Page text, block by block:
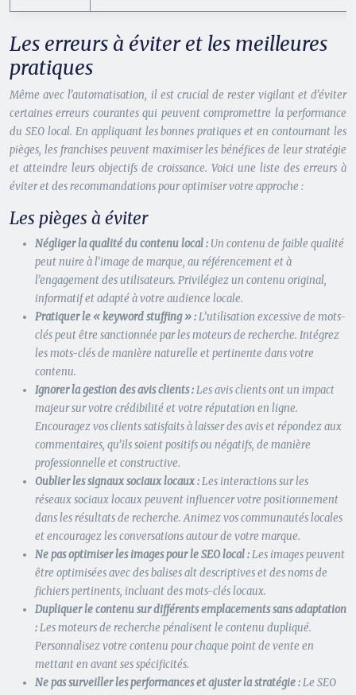
Les erreurs à éviter et les meilleures
pratiques
Même avec l’automatisation, il est crucial de rester vigilant et d’éviter
certaines erreurs courantes qui peuvent compromettre la performance
du SEO local. En appliquant les bonnes pratiques et en contournant les
pièges, les franchises peuvent maximiser les bénéfices de leur stratégie
et atteindre leurs objectifs de croissance. Voici une liste des erreurs à
éviter et des recommandations pour optimiser votre approche :
Les pièges à éviter
Négliger la qualité du contenu local : Un contenu de faible qualité
peut nuire à l’image de marque, au référencement et à
l’engagement des utilisateurs. Privilégiez un contenu original,
informatif et adapté à votre audience locale.
Pratiquer le « keyword stuffing » :L’utilisation excessive de mots-
clés peut être sanctionnée par les moteurs de recherche. Intégrez
les mots-clés de manière naturelle et pertinente dans votre
contenu.
Ignorer la gestion des avis clients :Les avis clients ont un impact
majeur sur votre crédibilité et votre réputation en ligne.
Encouragez vos clients satisfaits à laisser des avis et répondez aux
commentaires, qu’ils soient positifs ou négatifs, de manière
professionnelle et constructive.
Oublier les signaux sociaux locaux :Les interactions sur les
réseaux sociaux locaux peuvent influencer votre positionnement
dans les résultats de recherche. Animez vos communautés locales
et encouragez les conversations autour de votre marque.
Ne pas optimiser les images pour le SEO local :Les images peuvent
être optimisées avec des balises alt descriptives et des noms de
fichiers pertinents, incluant des mots-clés locaux.
Dupliquer le contenu sur différents emplacements sans adaptation
:Les moteurs de recherche pénalisent le contenu dupliqué.
Personnalisez votre contenu pour chaque point de vente en
mettant en avant ses spécificités.
Ne pas surveiller les performances et ajuster la stratégie :Le SEO